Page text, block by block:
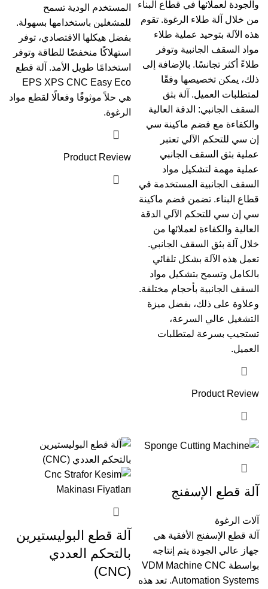
والجودة لعملائها في قطاع البناء
من خلال آلة طلاء الرغوة. تقوم
هذه الآلة بتوحيد عملية طلاء
مواد السقف الجانبية وتوفر
طلاءً أكثر تجانسًا. بالإضافة إلى
ذلك، يمكن تخصيصها وفقًا
لمتطلبات العميل. آلة بثق
السقف الجانبي: الدقة العالية
والكفاءة مع فضم ماكينة سي
إن سي للتحكم الآلي تعتبر
عملية بثق السقف الجانبي
عملية مهمة لتشكيل مواد
السقف الجانبية المستخدمة في
قطاع البناء. تضمن فضم ماكينة
سي إن سي للتحكم الآلي الدقة
العالية والكفاءة لعملائها من
خلال آلة بثق السقف الجانبي.
تعمل هذه الآلة بشكل تلقائي
بالكامل وتسمح بتشكيل مواد
السقف الجانبية بأحجام مختلفة.
وعلاوة على ذلك، بفضل ميزة
التشغيل عالي السرعة،
تستجيب بسرعة لمتطلبات
العميل.
Product Review
المستخدم الودية تسمح
للمشغلين باستخدامها بسهولة.
بفضل هيكلها الاقتصادي، توفر
استهلاكًا منخفضًا للطاقة وتوفر
استخدامًا طويل الأمد. آلة قطع
EPS XPS CNC Easy Eco
هي حلاً موثوقًا وفعالًا لقطع مواد
الرغوة.
Product Review
آلة قطع الإسفنج
آلات الرغوة
آلة قطع الإسفنج الأفقية هي
جهاز عالي الجودة يتم إنتاجه
بواسطة VDM Machine CNC
Automation Systems. تعد هذه
آلة قطع البوليستيرين
بالتحكم العددي
(CNC)